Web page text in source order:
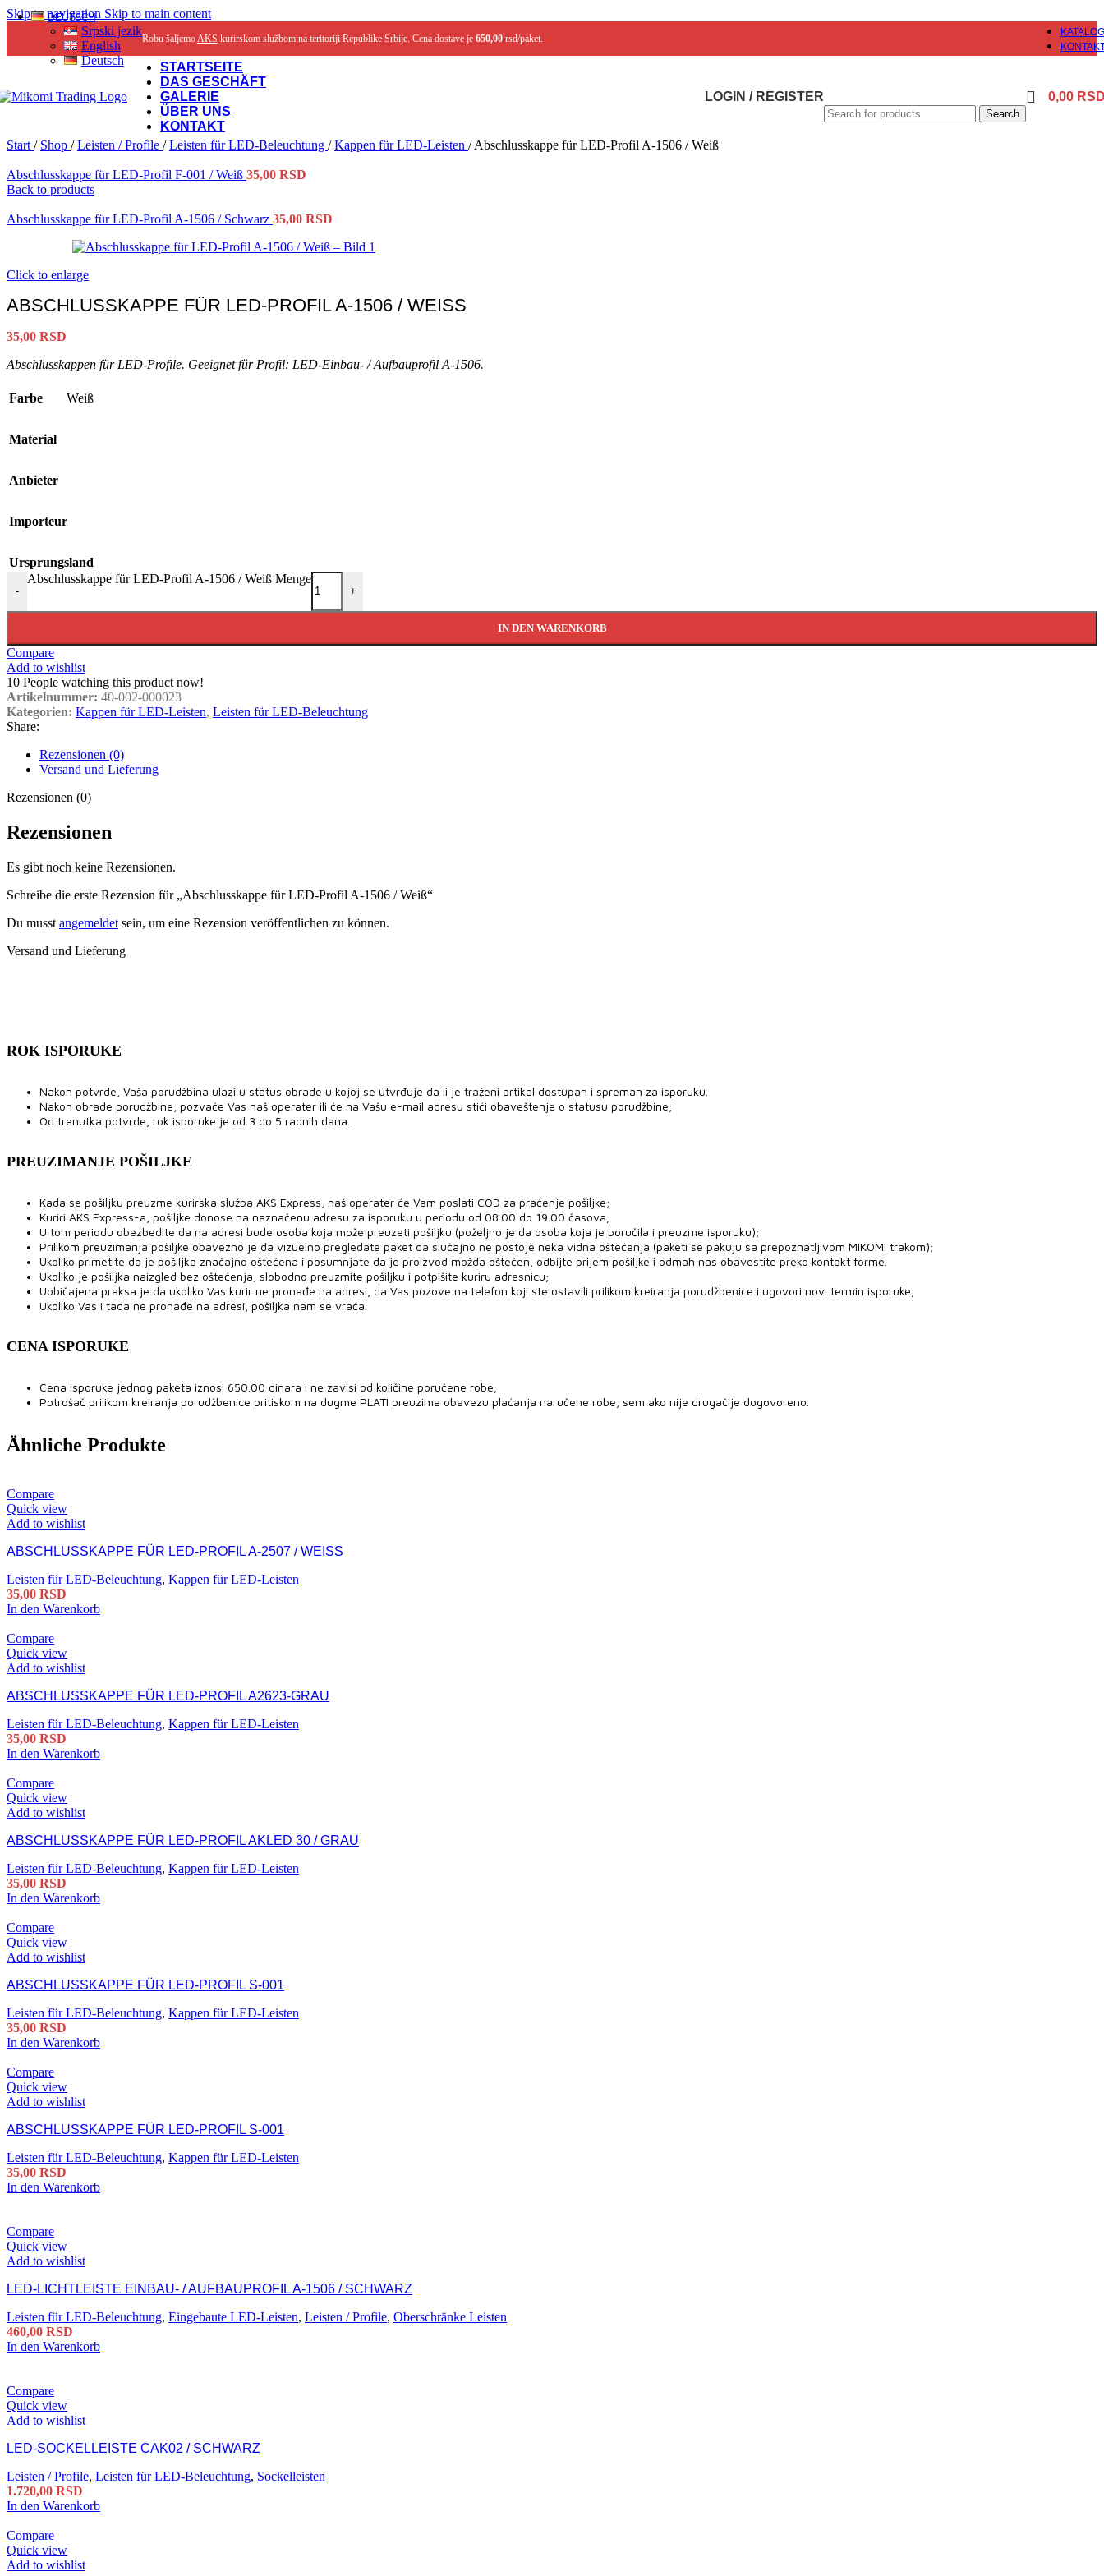
Skip to navigation Skip to main content
DEUTSCH
Srpski jezik
English
Deutsch
Robu šaljemoAKS kurirskom službom na teritoriji Republike Srbije. Cena dostave je 650,00rsd/paket.
KATALOG
STARTSEITE
DAS GESCHÄFT
GALERIE
ÜBER UNS
KONTAKT
LOGIN / REGISTER
Search
0,00
Start / Shop / Leisten / Profile / Leisten für LED-Beleuchtung / Kappen für LED-Leisten / Abschlusskappe für LED-Profil A-1506 / Weiß
Abschlusskappe für LED-Profil F-001 / Weiß 35,00 RSD
Back to products
Abschlusskappe für LED-Profil A-1506 / Schwarz 35,00 RSD
Click to enlarge
ABSCHLUSSKAPPE FÜR LED-PROFIL A-1506 / WEISS
35,00 RSD
Abschlusskappen für LED-Profile. Geeignet für Profil: LED-Einbau- / Aufbauprofil A-1506.
Farbe Weiß
Material
Anbieter
Importeur
Ursprungsland
-
Abschlusskappe für LED-Profil A-1506 / Weiß Menge
+
IN DEN WARENKORB
Compare
Add to wishlist
10 People watching this product now!
Artikelnummer: 40-002-000023
Kategorien: Kappen für LED-Leisten, Leisten für LED-Beleuchtung
Share:
Rezensionen (0)
Versand und Lieferung
Rezensionen (0)
Rezensionen
Es gibt noch keine Rezensionen.
Schreibe die erste Rezension für „Abschlusskappe für LED-Profil A-1506 / Weiß“
Du musst angemeldet sein, um eine Rezension veröffentlichen zu können.
Versand und Lieferung
ROK ISPORUKE
Nakon potvrde, Vaša porudžbina ulazi u status obrade u kojoj se utvrđuje da li je traženi artikal dostupan i spreman za isporuku.
Nakon obrade porudžbine, pozvaće Vas naš operater ili će na Vašu e-mail adresu stići obaveštenje o statusu porudžbine;
Od trenutka potvrde, rok isporuke je od 3 do 5 radnih dana.
PREUZIMANJE POŠILJKE
Kada se pošiljku preuzme kurirska služba AKS Express, naš operater će Vam poslati COD za praćenje pošiljke;
Kuriri AKS Express-a, pošiljke donose na naznačenu adresu za isporuku u periodu od 08.00 do 19.00 časova;
U tom periodu obezbedite da na adresi bude osoba koja može preuzeti pošiljku (poželjno je da osoba koja je poručila i preuzme isporuku);
Prilikom preuzimanja pošiljke obavezno je da vizuelno pregledate paket da slučajno ne postoje neka vidna oštećenja (paketi se pakuju sa prepoznatljivom MIKOMI trakom);
Ukoliko primetite da je pošiljka značajno oštećena i posumnjate da je proizvod možda oštećen, odbijte prijem pošiljke i odmah nas obavestite preko kontakt forme.
Ukoliko je pošiljka naizgled bez oštećenja, slobodno preuzmite pošiljku i potpišite kuriru adresnicu;
Uobičajena praksa je da ukoliko Vas kurir ne pronađe na adresi, da Vas pozove na telefon koji ste ostavili prilikom kreiranja porudžbenice i ugovori novi termin isporuke;
Ukoliko Vas i tada ne pronađe na adresi, pošiljka nam se vraća.
CENA ISPORUKE
Cena isporuke jednog paketa iznosi 650.00 dinara i ne zavisi od količine poručene robe;
Potrošač prilikom kreiranja porudžbenice pritiskom na dugme PLATI preuzima obavezu plaćanja naručene robe, sem ako nije drugačije dogovoreno.
Ähnliche Produkte
Compare
Quick view
Add to wishlist
ABSCHLUSSKAPPE FÜR LED-PROFIL A-2507 / WEISS
Leisten für LED-Beleuchtung, Kappen für LED-Leisten
35,00 RSD
In den Warenkorb
Compare
Quick view
Add to wishlist
ABSCHLUSSKAPPE FÜR LED-PROFIL A2623-GRAU
Leisten für LED-Beleuchtung, Kappen für LED-Leisten
35,00 RSD
In den Warenkorb
Compare
Quick view
Add to wishlist
ABSCHLUSSKAPPE FÜR LED-PROFIL AKLED 30 / GRAU
Leisten für LED-Beleuchtung, Kappen für LED-Leisten
35,00 RSD
In den Warenkorb
Compare
Quick view
Add to wishlist
ABSCHLUSSKAPPE FÜR LED-PROFIL S-001
Leisten für LED-Beleuchtung, Kappen für LED-Leisten
35,00 RSD
In den Warenkorb
Compare
Quick view
Add to wishlist
ABSCHLUSSKAPPE FÜR LED-PROFIL S-001
Leisten für LED-Beleuchtung, Kappen für LED-Leisten
35,00 RSD
In den Warenkorb
Compare
Quick view
Add to wishlist
LED-LICHTLEISTE EINBAU- / AUFBAUPROFIL A-1506 / SCHWARZ
Leisten für LED-Beleuchtung, Eingebaute LED-Leisten, Leisten / Profile, Oberschränke Leisten
460,00 RSD
In den Warenkorb
Compare
Quick view
Add to wishlist
LED-SOCKELLEISTE CAK02 / SCHWARZ
Leisten / Profile, Leisten für LED-Beleuchtung, Sockelleisten
1.720,00 RSD
In den Warenkorb
Compare
Quick view
Add to wishlist